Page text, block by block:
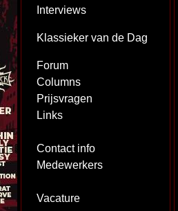
Interviews
Klassieker van de Dag
Forum
Columns
Prijsvragen
Links
Contact info
Medewerkers
Vacature